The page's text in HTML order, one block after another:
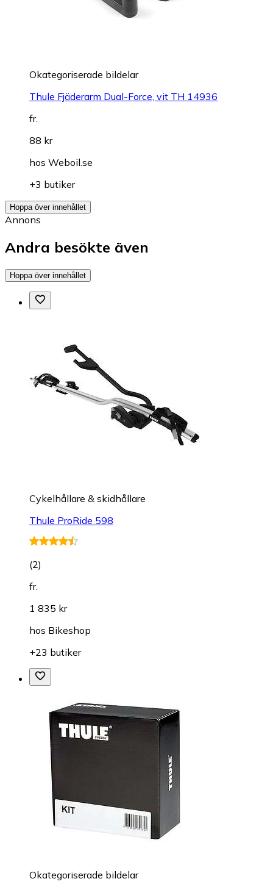
Okategoriserade bildelar
Thule Fjäderarm Dual-Force, vit TH 14936
fr.
88 kr
hos Weboil.se
+3 butiker
Hoppa över innehållet
Annons
Andra besökte även
Hoppa över innehållet
Cykelhållare & skidhållare
Thule ProRide 598
(2)
fr.
1 835 kr
hos Bikeshop
+23 butiker
Okategoriserade bildelar